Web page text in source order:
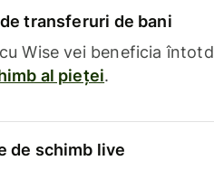
transferuri de bani
Wise vei beneficia
al pieței.
de schimb live